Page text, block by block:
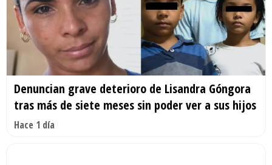
Denuncian grave deterioro de Lisandra Góngora
tras más de siete meses sin poder ver a sus hijos
Hace 1 día